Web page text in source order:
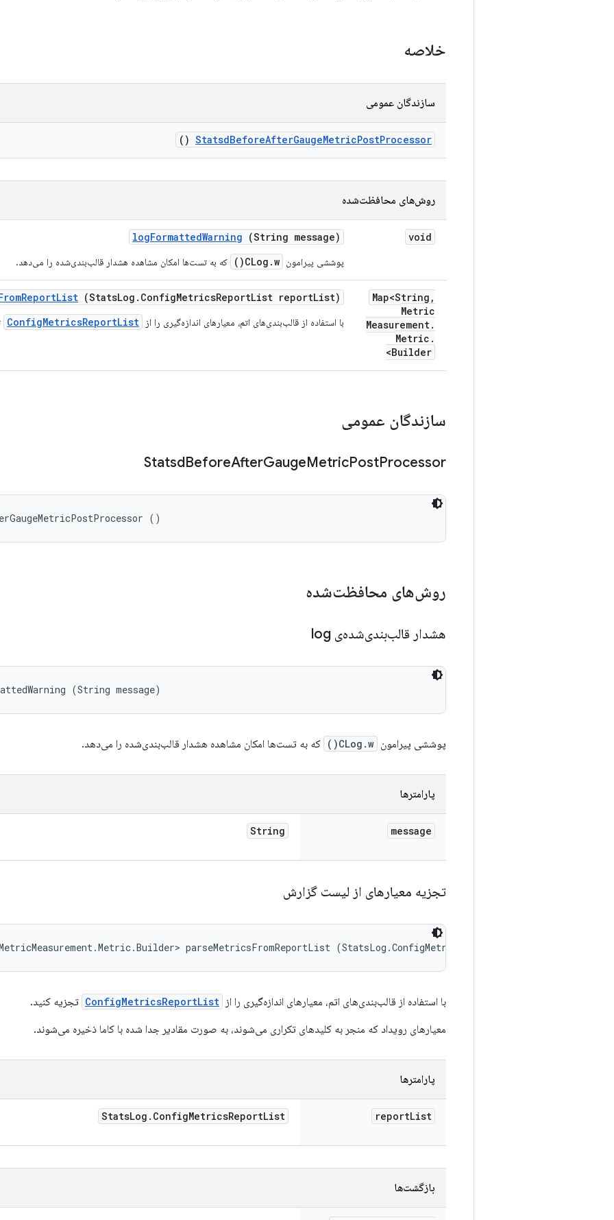
خلاصه
سازندگان عمومی
StatsdBeforeAfterGaugeMetricPostProcessor
()
روش‌های محافظت‌شده
void
logFormattedWarning (String message)
پوششی پیرامون CLog.w() که به تست‌ها امکان مشاهده هشدار قالب‌بندی‌شده را می‌دهد.
Map<String ,
Metric
Measurement.
Metric .
Builder>
ReportList (StatsLog . ConfigMetricsReportList reportList)
با استفاده از قالب‌بندی‌های اتم، معیارهای اندازه‌گیری را از ConfigMetricsReportList
سازندگان عمومی
StatsdBeforeAfterGaugeMetricPostProcessor
()
روش‌های محافظت‌شده
هشدار قالب‌بندی‌شده‌ی log
(String message)
پوششی پیرامون CLog.w() که به تست‌ها امکان مشاهده هشدار قالب‌بندی‌شده را می‌دهد.
پارامترها
message
String
تجزیه معیارهای از لیست گزارش
parseMetricsFromReportList (StatsLog.ConfigMetricsReportList reportList)
با استفاده از قالب‌بندی‌های اتم، معیارهای اندازه‌گیری را از ConfigMetricsReportList تجزیه کنید.
معیارهای رویداد که منجر به کلیدهای تکراری می‌شوند، به صورت مقادیر جدا شده با کاما ذخیره می‌شوند.
پارامترها
reportList
StatsLog . ConfigMetricsReportList
بازگشت‌ها